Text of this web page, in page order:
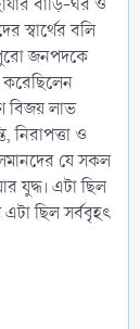
স্বার্থের বলি
জনপদকে
করেছিলেন
বিজয় লাভ
নিরাপত্তা ও
যে সকল
যুদ্ধ। এটা ছিল
ছিল সর্ববৃহৎ